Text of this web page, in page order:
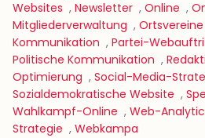
Websites , Newsletter , Online ,
Mitgliederverwaltung , Ortsvereine
Kommunikation , Partei-
Politische Kommunikation ,
Optimierung , Social-Media-
Sozialdemokratische Website ,
Wahlkampf-Online , Web-
Strategie , Webkampa